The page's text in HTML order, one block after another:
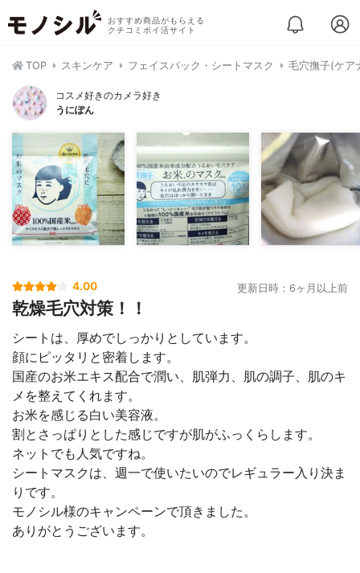
おすすめ商品がもらえる
クチコミポイ活サイト
TOP スキンケア フェイスパック・シートマスク 毛穴撫子(ケア
コスメ好きのカメラ好き
うにぽん
4.00 更新日時：6ヶ月以上前
乾燥毛穴対策！！
シートは、厚めでしっかりとしています。
顔にピッタリと密着します。
国産のお米エキス配合で潤い、肌弾力、肌の調子、肌のキ
メを整えてくれます。
お米を感じる白い美容液。
割とさっぱりとした感じですが肌がふっくらします。
ネットでも人気ですね。
シートマスクは、週一で使いたいのでレギュラー入り決ま
りです。
モノシル様のキャンペーンで頂きました。
ありがとうございます。